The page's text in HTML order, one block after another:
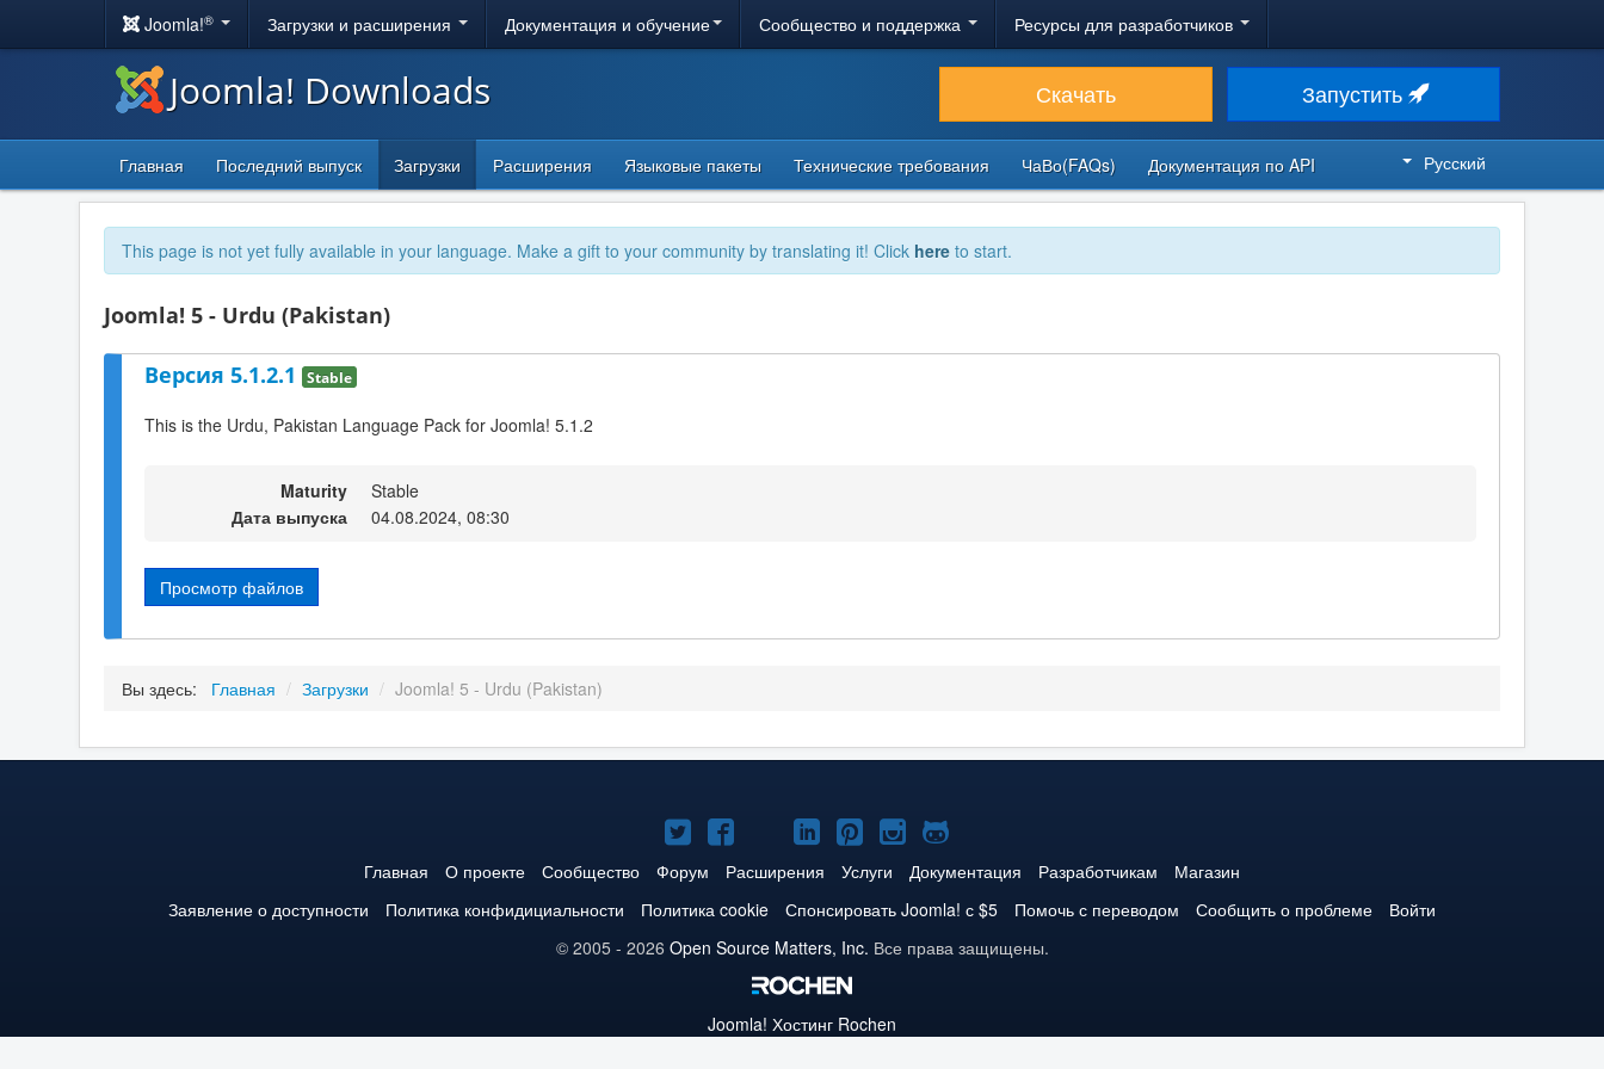
Joomla!® Загрузки и расширения Документация и обучение Сообщество и поддержка Ресурсы для разработчиков
Joomla! Downloads Скачать Запустить
Главная Последний выпуск Загрузки Расширения Языковые пакеты Технические требования ЧаВо(FAQs) Документация по API Русский
This page is not yet fully available in your language. Make a gift to your community by translating it! Click here to start.
Joomla! 5 - Urdu (Pakistan)
Версия 5.1.2.1 Stable
This is the Urdu, Pakistan Language Pack for Joomla! 5.1.2
Maturity
Stable
Дата выпуска
04.08.2024, 08:30
Просмотр файлов
Вы здесь: Главная / Загрузки / Joomla! 5 - Urdu (Pakistan)
Joomla!
в
Твиттере
Joomla!
в
Facebook
Joomla!
в
YouTube
Joomla!
в
LinkedIn
Joomla!
в
Pinterest
Joomla!
в
Instagram
Joomla!
на
GitHub
Главная О проекте Сообщество Форум Расширения Услуги Документация Разработчикам
Магазин
Заявление о доступности
Политика конфидициальности Политика cookie Спонсировать Joomla! с $5 Помочь с переводом Сообщить о проблеме
Войти
© 2005 - 2026 Open Source Matters, Inc. Все права защищены.
Joomla! Хостинг Rochen